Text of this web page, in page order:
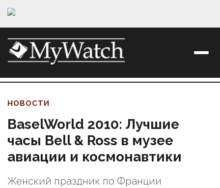
НОВОСТИ
BaselWorld 2010: Лучшие
часы Bell & Ross в музее
авиации и космонавтики
Женский праздник по Франции